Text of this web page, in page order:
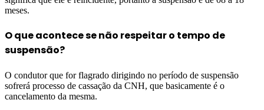
meses.
O que acontece se não respeitar o tempo de
suspensão?
O condutor que for flagrado dirigindo no período de suspensão
sofrerá processo de cassação da CNH, que basicamente é o
cancelamento da mesma.